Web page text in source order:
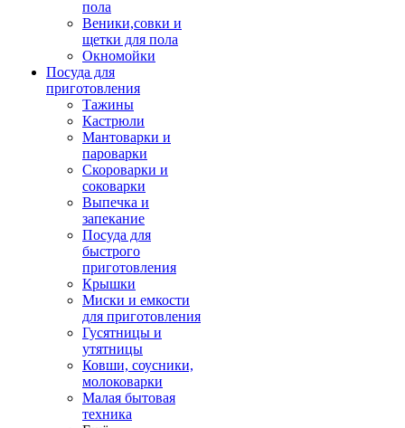
пола
Веники,совки и
щетки для пола
Окномойки
Посуда для
приготовления
Тажины
Кастрюли
Мантоварки и
пароварки
Скороварки и
соковарки
Выпечка и
запекание
Посуда для
быстрого
приготовления
Крышки
Миски и емкости
для приготовления
Гусятницы и
утятницы
Ковши, соусники,
молоковарки
Малая бытовая
техника